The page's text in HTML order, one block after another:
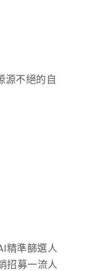
源不絕的自
精準篩選人
招募一流人